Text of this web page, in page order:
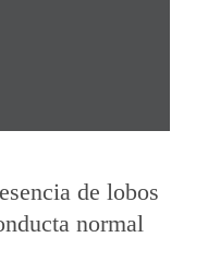
de lobos
normal